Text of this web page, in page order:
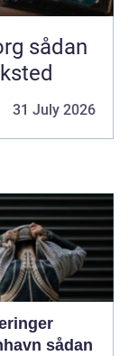
31 July 2026
sådan